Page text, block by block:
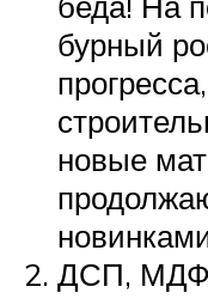
бурный
новые
ДСП, МДФ